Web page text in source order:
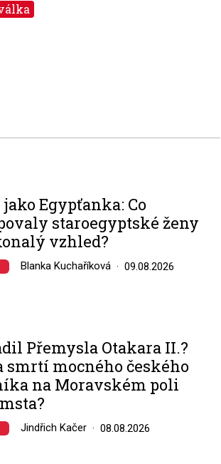
Egypťanka: Co
staroegyptské ženy
vzhled?
Blanka Kuchaříková 09.08.2026
Přemysla Otakara II.?
smrtí mocného českého
na Moravském poli
Jindřich Kačer 08.08.2026